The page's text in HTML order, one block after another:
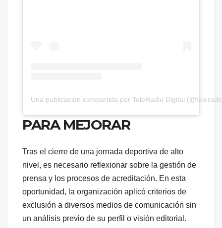
Una publicación compartida por TeleRadio Digital
PARA MEJORAR
Tras el cierre de una jornada deportiva de alto
nivel, es necesario reflexionar sobre la gestión de
prensa y los procesos de acreditación. En esta
oportunidad, la organización aplicó criterios de
exclusión a diversos medios de comunicación sin
un análisis previo de su perfil o visión editorial.